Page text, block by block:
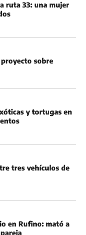
ruta 33: una mujer
proyecto sobre
y tortugas en
tres vehículos de
en Rufino: mató a